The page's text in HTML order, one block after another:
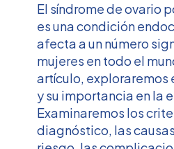
El síndrome de ovario
es una condición
afecta a un número
mujeres en todo el
artículo, exploraremos
y su importancia en la
Examinaremos los
diagnóstico, las